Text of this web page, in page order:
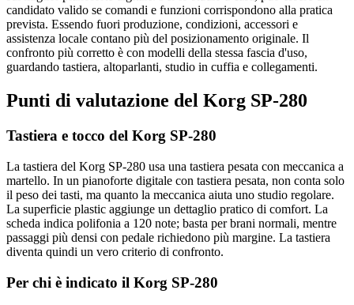
candidato valido se comandi e funzioni corrispondono alla pratica
prevista. Essendo fuori produzione, condizioni, accessori e
assistenza locale contano più del posizionamento originale. Il
confronto più corretto è con modelli della stessa fascia d'uso,
guardando tastiera, altoparlanti, studio in cuffia e collegamenti.
Punti di valutazione del Korg SP-280
Tastiera e tocco del Korg SP-280
La tastiera del Korg SP-280 usa una tastiera pesata con meccanica a
martello. In un pianoforte digitale con tastiera pesata, non conta solo
il peso dei tasti, ma quanto la meccanica aiuta uno studio regolare.
La superficie plastic aggiunge un dettaglio pratico di comfort. La
scheda indica polifonia a 120 note; basta per brani normali, mentre
passaggi più densi con pedale richiedono più margine. La tastiera
diventa quindi un vero criterio di confronto.
Per chi è indicato il Korg SP-280